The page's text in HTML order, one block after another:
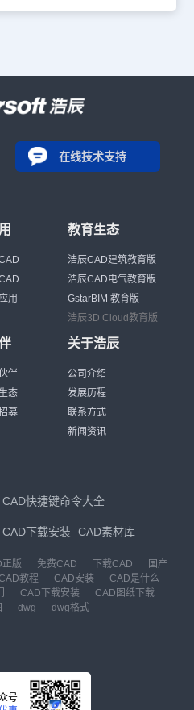
在线技术支持
用
教育生态
浩辰CAD建筑教育版
浩辰CAD电气教育版
GstarBIM 教育版
浩辰3D Cloud教育版
伴
态
募
关于浩辰
公司介绍
发展历程
联系方式
新闻资讯
CAD快捷键命令大全
CAD下载安装 CAD素材库
版 免费CAD 下载CAD
国产
教程 CAD安装
CAD是什么
CAD下载安装
CAD图纸下载
dwg dwg格式
号